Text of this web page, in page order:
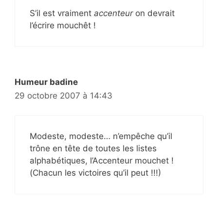
S’il est vraiment accenteuron devrait
l’écrire mouchêt !
Humeur badine
29 octobre 2007 à 14:43
Modeste, modeste… n’empêche qu’il
trône en tête de toutes les listes
alphabétiques, l’Accenteur mouchet !
(Chacun les victoires qu’il peut !!!)